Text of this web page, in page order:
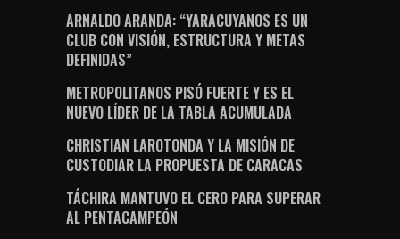
ARNALDO ARANDA: “YARACUYANOS ES UN
CLUB CON VISIÓN, ESTRUCTURA Y METAS
DEFINIDAS”
METROPOLITANOS PISÓ FUERTE Y ES EL
NUEVO LÍDER DE LA TABLA ACUMULADA
CHRISTIAN LAROTONDA Y LA MISIÓN DE
CUSTODIAR LA PROPUESTA DE CARACAS
TÁCHIRA MANTUVO EL CERO PARA SUPERAR
AL PENTACAMPEÓN